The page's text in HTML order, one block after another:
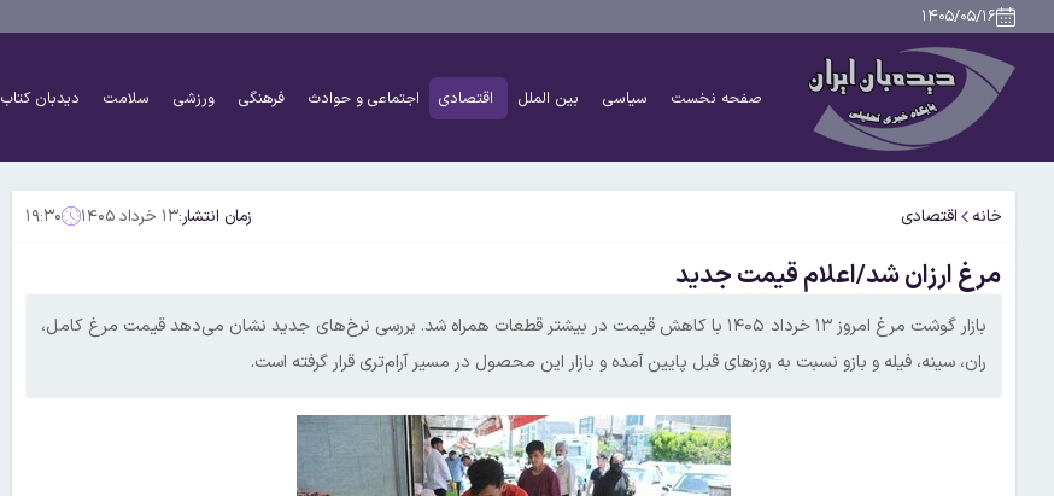
۱۴۰۵/۰۵/۱۶
صفحه نخست سیاسی بین الملل اقتصادی اجتماعی و حوادث فرهنگی ورزشی سلامت دیدبان کتاب
خانه اقتصادی زمان انتشار:۱۳ خرداد ۱۴۰۵ ۱۹:۳۰
مرغ ارزان شد/اعلام قیمت جدید
بازار گوشت مرغ امروز ۱۳ خرداد ۱۴۰۵ با کاهش قیمت در بیشتر قطعات همراه شد. بررسی نرخ‌های جدید نشان می‌دهد قیمت مرغ کامل،
ران، سینه، فیله و بازو نسبت به روزهای قبل پایین آمده و بازار این محصول در مسیر آرام‌تری قرار گرفته است.